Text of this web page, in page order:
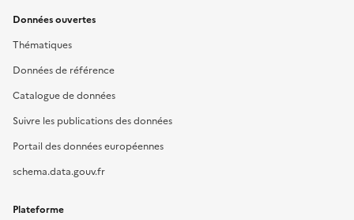
Données ouvertes
Thématiques
Données de référence
Catalogue de données
Suivre les publications des données
Portail des données européennes
schema.data.gouv.fr
Plateforme